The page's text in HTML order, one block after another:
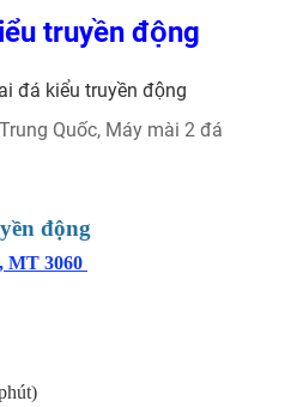
truyền động
đá kiểu truyền động
Quốc, Máy mài 2 đá
động
MT 3060​